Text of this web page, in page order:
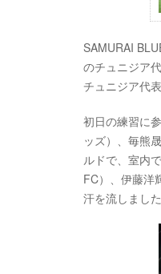
SAMURAI
のチュニジア
チュニジア代
初日の練習に
ッズ）、毎熊
ルドで、室内
FC）、伊藤洋
汗を流しました